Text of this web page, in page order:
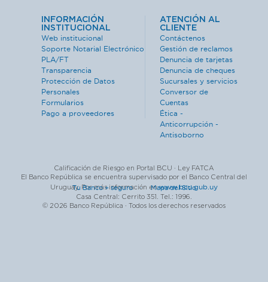
INFORMACIÓN
INSTITUCIONAL
Web institucional
Soporte Notarial Electrónico
PLA/FT
Transparencia
Protección de Datos
Personales
Formularios
Pago a proveedores
ATENCIÓN AL
CLIENTE
Contáctenos
Gestión de reclamos
Denuncia de tarjetas
Denuncia de cheques
Sucursales y servicios
Conversor de
Cuentas
Ética -
Anticorrupción -
Antisoborno
Calificación de Riesgo en Portal BCU · Ley FATCA
El Banco República se encuentra supervisado por el Banco Central del
Uruguay. Por más información enwww.bcu.gub.uy
Tu Banco + seguro · Mapa del Sitio
Casa Central: Cerrito 351. Tel.: 1996.
© 2026 Banco República · Todos los derechos reservados